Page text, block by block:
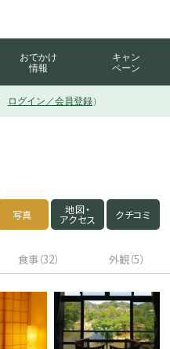
おでかけ
情報
キャン
ペーン
ログイン／会員登録）
写真 地図・
アクセス クチコミ
食事（32） 外観（5）